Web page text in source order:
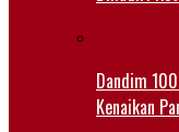
Dandim
Kenaikan